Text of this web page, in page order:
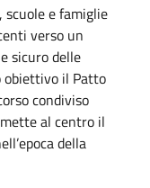
scuole e famiglie
verso un
sicuro delle
obiettivo il Patto
condiviso
al centro il
della